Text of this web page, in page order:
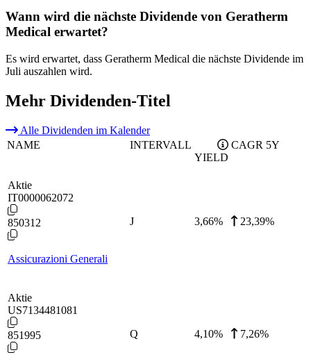
Wann wird die nächste Dividende von Geratherm
Medical erwartet?
Es wird erwartet, dass Geratherm Medical die nächste Dividende im
Juli auszahlen wird.
Mehr Dividenden-Titel
Alle Dividenden im Kalender
NAME
INTERVALL
YIELD
CAGR 5Y
Aktie
IT0000062072
850312
Assicurazioni Generali
J 3,66% 23,39%
Aktie
US7134481081
851995 Q 4,10% 7,26%